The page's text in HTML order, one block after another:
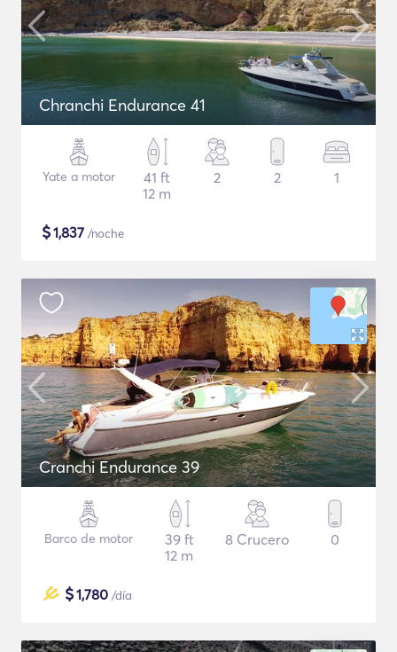
Chranchi Endurance 41
Yate a motor
41 ft
12 m
2 2 1
$1,837 /noche
Cranchi Endurance 39
Barco de motor
39 ft
12 m
8 Crucero 0
$1,780 /día